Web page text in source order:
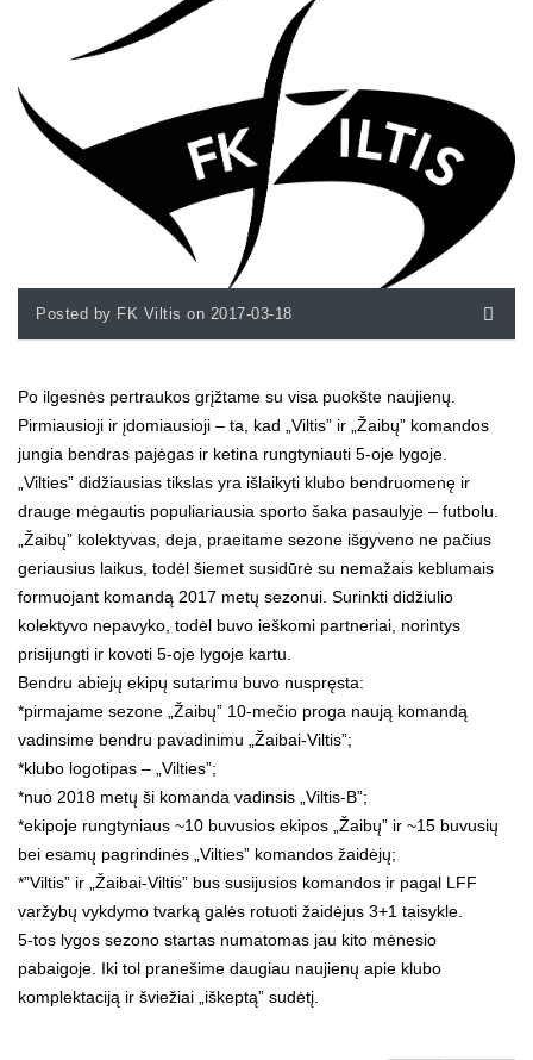
Posted by FK Viltis on 2017-03-18
Po ilgesnės pertraukos grįžtame su visa puokšte naujienų.
Pirmiausioji ir įdomiausioji – ta, kad „Viltis” ir „Žaibų” komandos
jungia bendras pajėgas ir ketina rungtyniauti 5-oje lygoje.
„Vilties” didžiausias tikslas yra išlaikyti klubo bendruomenę ir
drauge mėgautis populiariausia sporto šaka pasaulyje – futbolu.
„Žaibų” kolektyvas, deja, praeitame sezone išgyveno ne pačius
geriausius laikus, todėl šiemet susidūrė su nemažais keblumais
formuojant komandą 2017 metų sezonui. Surinkti didžiulio
kolektyvo nepavyko, todėl buvo ieškomi partneriai, norintys
prisijungti ir kovoti 5-oje lygoje kartu.
Bendru abiejų ekipų sutarimu buvo nuspręsta:
*pirmajame sezone „Žaibų” 10-mečio proga naują komandą
vadinsime bendru pavadinimu „Žaibai-Viltis”;
*klubo logotipas – „Vilties”;
*nuo 2018 metų ši komanda vadinsis „Viltis-B”;
*ekipoje rungtyniaus ~10 buvusios ekipos „Žaibų” ir ~15 buvusių
bei esamų pagrindinės „Vilties” komandos žaidėjų;
*”Viltis” ir „Žaibai-Viltis” bus susijusios komandos ir pagal LFF
varžybų vykdymo tvarką galės rotuoti žaidėjus 3+1 taisykle.
5-tos lygos sezono startas numatomas jau kito mėnesio
pabaigoje. Iki tol pranešime daugiau naujienų apie klubo
komplektaciją ir šviežiai „iškeptą” sudėtį.